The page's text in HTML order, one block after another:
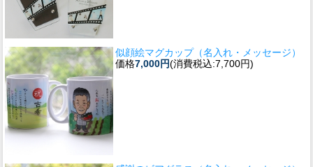
似顔絵マグカップ（名入れ・メッセージ）
価格7,000円(消費税込:7,700円)